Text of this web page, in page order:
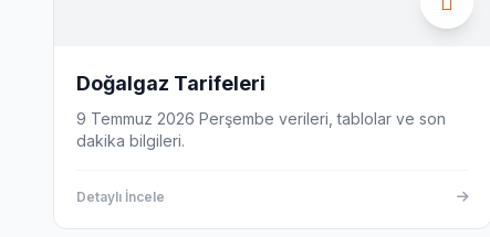
Doğalgaz Tarifeleri
9 Temmuz 2026 Perşembe verileri, tablolar ve son
dakika bilgileri.
Detaylı İncele